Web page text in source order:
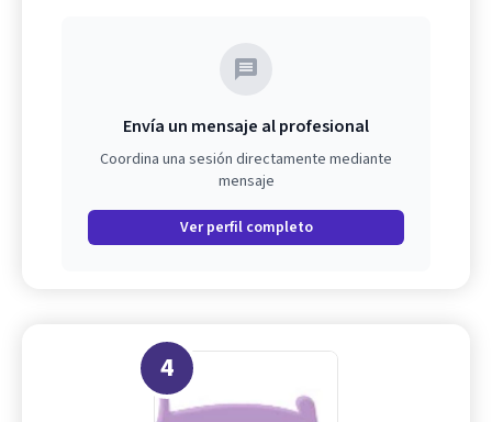
Envía un mensaje al profesional
Coordina una sesión directamente mediante
mensaje
Ver perfil completo
4